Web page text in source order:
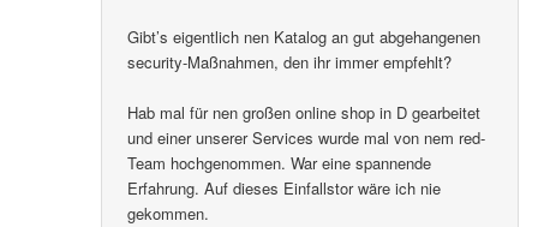
Gibt’s eigentlich nen Katalog an gut abgehangenen
security-Maßnahmen, den ihr immer empfehlt?
Hab mal für nen großen online shop in D gearbeitet
und einer unserer Services wurde mal von nem red-
Team hochgenommen. War eine spannende
Erfahrung. Auf dieses Einfallstor wäre ich nie
gekommen.